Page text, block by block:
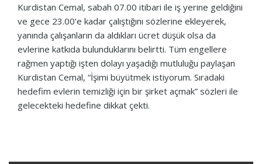
Kurdistan Cemal, sabah 07.00 itibari ile iş yerine geldiğini
ve gece 23.00’e kadar çalıştığını sözlerine ekleyerek,
yanında çalışanların da aldıkları ücret düşük olsa da
evlerine katkıda bulunduklarını belirtti. Tüm engellere
rağmen yaptığı işten dolayı yaşadığı mutluluğu paylaşan
Kurdistan Cemal, “İşimi büyütmek istiyorum. Sıradaki
hedefim evlerin temizliği için bir şirket açmak” sözleri ile
gelecekteki hedefine dikkat çekti.